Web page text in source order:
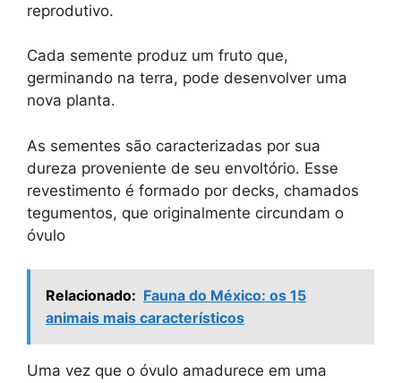
reprodutivo.
Cada semente produz um fruto que,
germinando na terra, pode desenvolver uma
nova planta.
As sementes são caracterizadas por sua
dureza proveniente de seu envoltório. Esse
revestimento é formado por decks, chamados
tegumentos, que originalmente circundam o
óvulo
Relacionado: Fauna do México: os 15
animais mais característicos
Uma vez que o óvulo amadurece em uma